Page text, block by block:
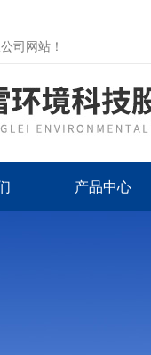
司网站！
产品中心